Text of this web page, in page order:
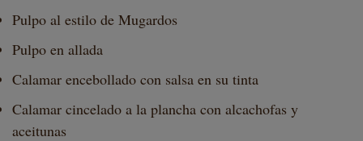
Pulpo al estilo de Mugardos
Pulpo en allada
Calamar encebollado con salsa en su tinta
Calamar cincelado a la plancha con alcachofas y
aceitunas